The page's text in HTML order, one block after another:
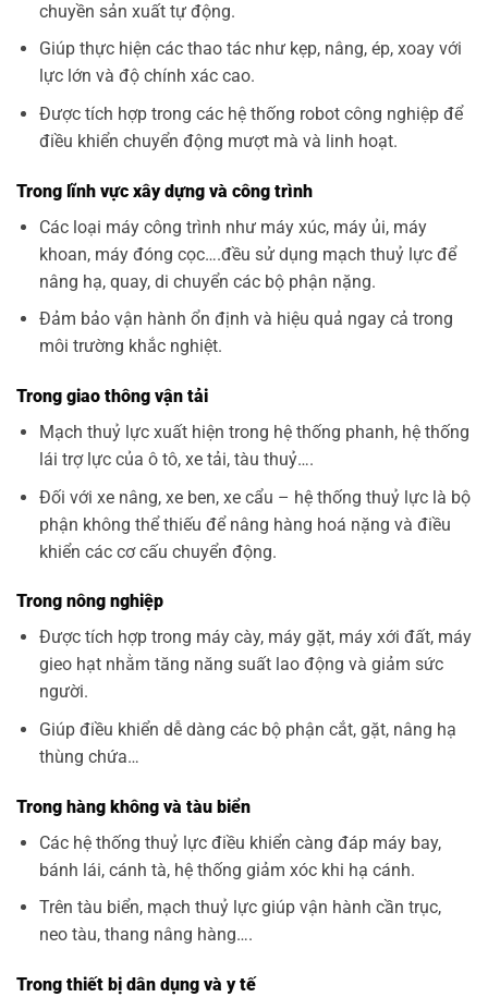
chuyền sản xuất tự động.
Giúp thực hiện các thao tác như kẹp, nâng, ép, xoay với
lực lớn và độ chính xác cao.
Được tích hợp trong các hệ thống robot công nghiệp để
điều khiển chuyển động mượt mà và linh hoạt.
Trong lĩnh vực xây dựng và công trình
Các loại máy công trình như máy xúc, máy ủi, máy
khoan, máy đóng cọc….đều sử dụng mạch thuỷ lực để
nâng hạ, quay, di chuyển các bộ phận nặng.
Đảm bảo vận hành ổn định và hiệu quả ngay cả trong
môi trường khắc nghiệt.
Trong giao thông vận tải
Mạch thuỷ lực xuất hiện trong hệ thống phanh, hệ thống
lái trợ lực của ô tô, xe tải, tàu thuỷ….
Đối với xe nâng, xe ben, xe cẩu – hệ thống thuỷ lực là bộ
phận không thể thiếu để nâng hàng hoá nặng và điều
khiển các cơ cấu chuyển động.
Trong nông nghiệp
Được tích hợp trong máy cày, máy gặt, máy xới đất, máy
gieo hạt nhằm tăng năng suất lao động và giảm sức
người.
Giúp điều khiển dễ dàng các bộ phận cắt, gặt, nâng hạ
thùng chứa…
Trong hàng không và tàu biển
Các hệ thống thuỷ lực điều khiển càng đáp máy bay,
bánh lái, cánh tà, hệ thống giảm xóc khi hạ cánh.
Trên tàu biển, mạch thuỷ lực giúp vận hành cần trục,
neo tàu, thang nâng hàng….
Trong thiết bị dân dụng và y tế